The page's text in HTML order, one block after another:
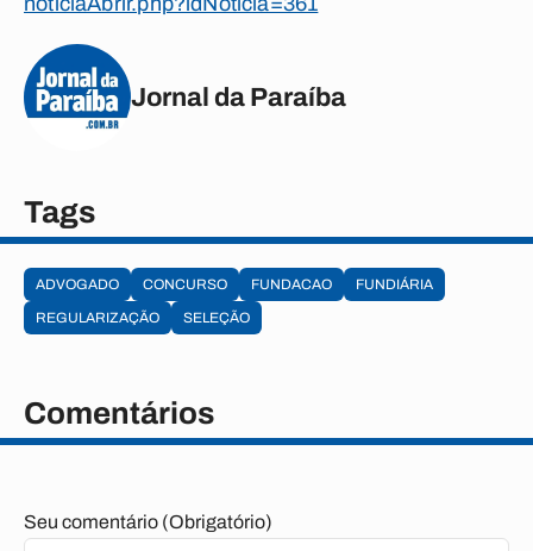
Jornal da Paraíba
Tags
ADVOGADO CONCURSO FUNDACAO
FUNDIÁRIA
REGULARIZAÇÃO
SELEÇÃO
Comentários
Seu comentário (Obrigatório)